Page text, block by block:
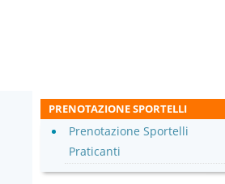
PRENOTAZIONE SPORTELLI
Prenotazione Sportelli
Praticanti